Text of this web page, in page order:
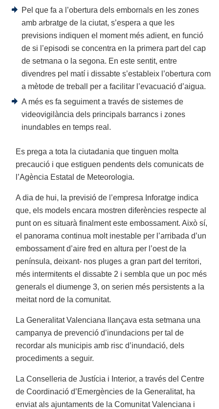
Pel que fa a l’obertura dels embornals en les zones
amb arbratge de la ciutat, s’espera a que les
previsions indiquen el moment més adient, en funció
de si l’episodi se concentra en la primera part del cap
de setmana o la segona. En este sentit, entre
divendres pel matí i dissabte s’estableix l’obertura com
a mètode de treball per a facilitar l’evacuació d’aigua.
A més es fa seguiment a través de sistemes de
videovigilància dels principals barrancs i zones
inundables en temps real.
Es prega a tota la ciutadania que tinguen molta
precaució i que estiguen pendents dels comunicats de
l’Agència Estatal de Meteorologia.
A dia de hui, la previsió de l’empresa Inforatge indica
que, els models encara mostren diferències respecte al
punt on es situarà finalment este embossament. Això sí,
el panorama continua molt inestable per l’arribada d’un
embossament d’aire fred en altura per l’oest de la
península, deixant- nos pluges a gran part del territori,
més intermitents el dissabte 2 i sembla que un poc més
generals el diumenge 3, on serien més persistents a la
meitat nord de la comunitat.
La Generalitat Valenciana llançava esta setmana una
campanya de prevenció d’inundacions per tal de
recordar als municipis amb risc d’inundació, dels
procediments a seguir.
La Conselleria de Justícia i Interior, a través del Centre
de Coordinació d’Emergències de la Generalitat, ha
enviat als ajuntaments de la Comunitat Valenciana i